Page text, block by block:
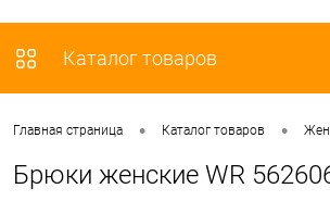
Каталог товаров
Главная страница • Каталог товаров •
Брюки женские WR